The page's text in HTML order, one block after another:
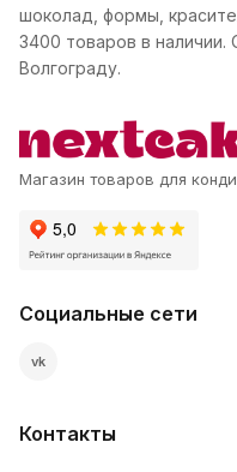
шоколад, формы,
3400 товаров в наличии.
Волгограду.
Магазин товаров для
Социальные сети
vk
Контакты